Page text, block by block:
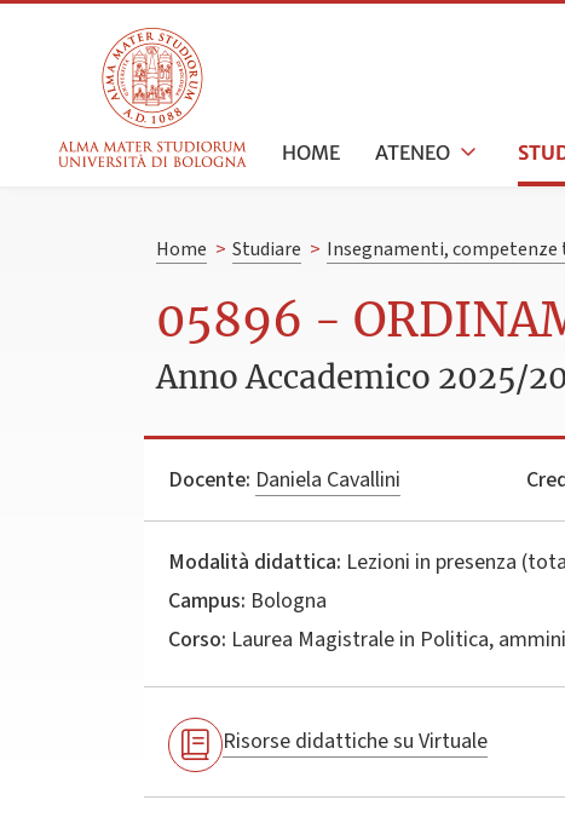
HOME ATENEO
Home > Studiare > Insegnamenti, competenze
05896 -
Anno Accademico 2025/
Docente: Daniela Cavallini
Modalità didattica: Lezioni in presenza
Campus: Bologna
Corso: Laurea Magistrale in Politica,
Risorse didattiche su Virtuale